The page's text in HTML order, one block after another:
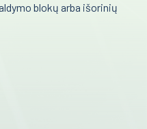
sistemos/Laboratorijos
ACD blokų arba išorinių